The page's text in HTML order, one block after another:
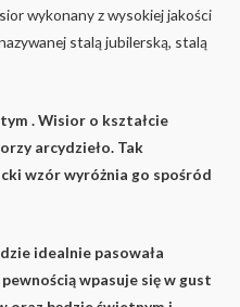
wykonany z wysokiej jakości
stalą jubilerską, stalą
. Wisior o kształcie
arcydzieło. Tak
wzór wyróżnia go spośród
idealnie pasowała
wpasuje się w gust